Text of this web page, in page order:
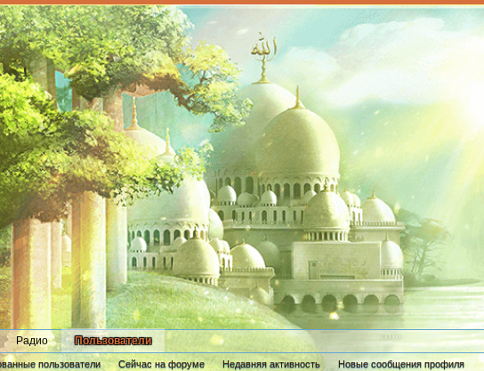
Радио Пользователи
пользователи Сейчас на форуме Недавняя активность Новые сообщения профиля